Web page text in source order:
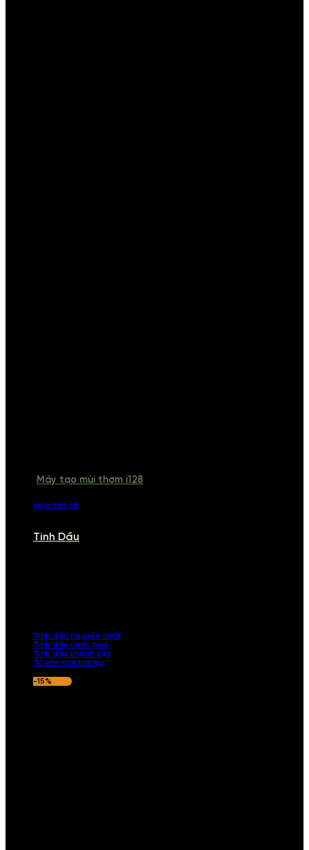
Máy tạo mùi thơm i128
xem tất cả
Tinh Dầu
Tinh dầu nguyên chất
Tinh dầu nước hoa
Tinh dầu khách sạn
Tư vấn mùi hương
-15%